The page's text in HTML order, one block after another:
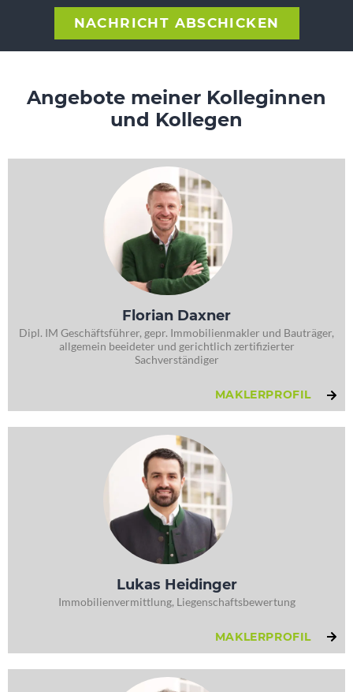
NACHRICHT ABSCHICKEN
Alternative:
Angebote meiner Kolleginnen
und Kollegen
Florian Daxner
Dipl. IM Geschäftsführer, gepr. Immobilienmakler und Bauträger,
allgemein beeideter und gerichtlich zertifizierter
Sachverständiger
MAKLERPROFIL
Lukas Heidinger
Immobilienvermittlung, Liegenschaftsbewertung
MAKLERPROFIL